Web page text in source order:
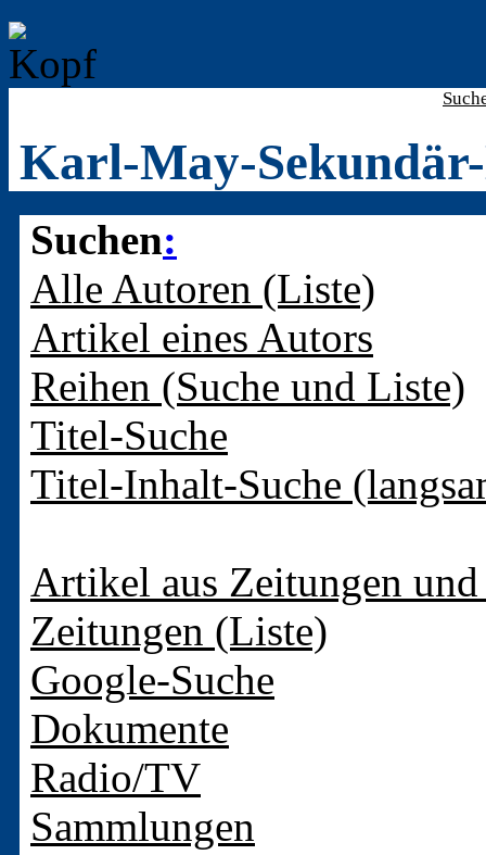
Karl-May-
Suchen:
Alle Autoren (Liste)
Artikel eines Autors
Reihen (Suche und Liste)
Titel-Suche
Titel-Inhalt-Suche
Artikel aus Zeitungen
Zeitungen (Liste)
Google-Suche
Dokumente
Radio/TV
Sammlungen